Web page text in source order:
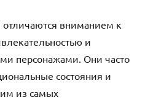
вниманием к
и
персонажами. Они часто
состояния и
из самых